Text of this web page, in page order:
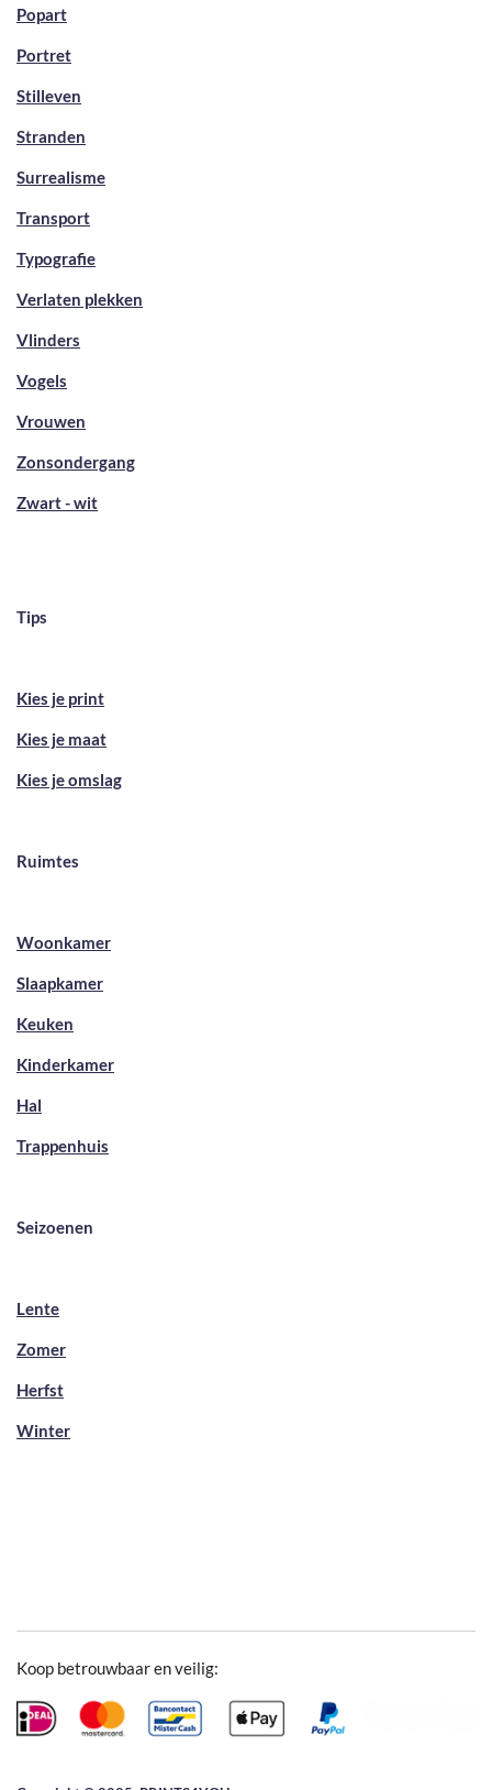
Popart
Portret
Stilleven
Stranden
Surrealisme
Transport
Typografie
Verlaten plekken
Vlinders
Vogels
Vrouwen
Zonsondergang
Zwart - wit
Tips
Kies je print
Kies je maat
Kies je omslag
Ruimtes
Woonkamer
Slaapkamer
Keuken
Kinderkamer
Hal
Trappenhuis
Seizoenen
Lente
Zomer
Herfst
Winter
Koop betrouwbaar en veilig: